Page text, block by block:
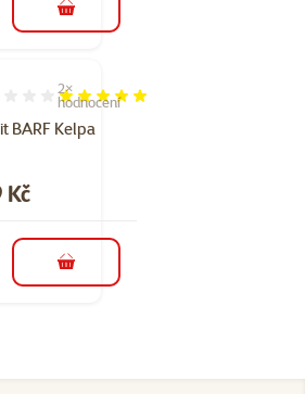
do košíku
BARF Kelpa
100%, počet hodnocení: 2
2×
hodnocení
Kč
do košíku